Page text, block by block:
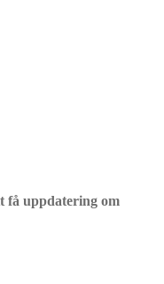
få uppdatering om